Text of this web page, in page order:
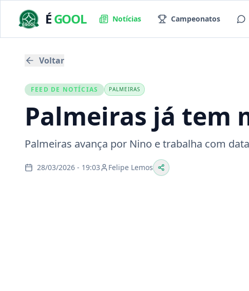
ÉGOOL Notícias Campeonatos
Voltar
FEED DE NOTÍCIAS PALMEIRAS
Palmeiras já tem
Palmeiras avança por Nino e trabalha com
28/03/2026 - 19:03 Felipe Lemos